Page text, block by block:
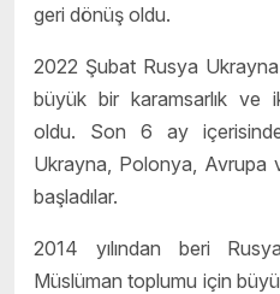
geri dönüş oldu.
2022 Şubat Rusya Ukrayna
büyük bir karamsarlık ve
oldu. Son 6 ay
Ukrayna, Polonya, Avrupa
başladılar.
2014 yılından beri
Müslüman toplumu için